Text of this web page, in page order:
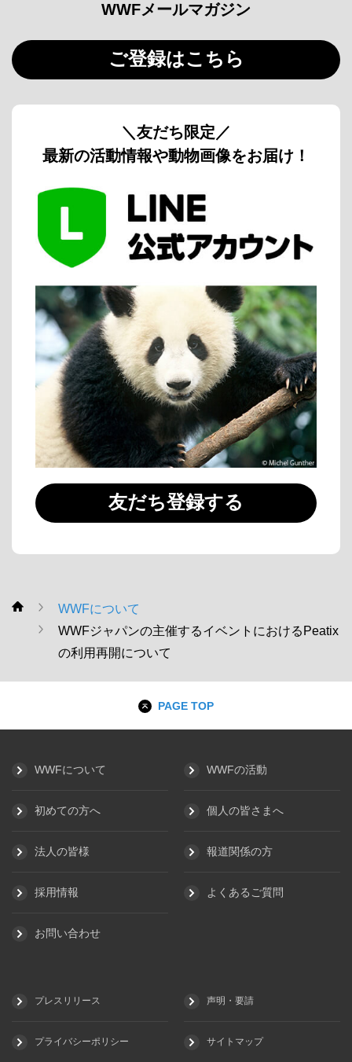
WWFメールマガジン
ご登録はこちら
＼友だち限定／
最新の活動情報や動物画像をお届け！
友だち登録する
WWF
WWFについて
WWFジャパンの主催するイベントにおけるPeatix
の利用再開について
PAGE TOP
WWFについて WWFの活動
初めての方へ 個人の皆さまへ
法人の皆様 報道関係の方
採用情報 よくあるご質問
お問い合わせ
プレスリリース 声明・要請
プライバシーポリシー サイトマップ